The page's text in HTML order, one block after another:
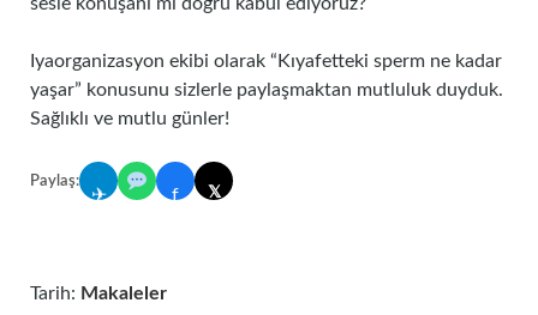
Iyaorganizasyon ekibi olarak “Kıyafetteki sperm ne kadar
yaşar” konusunu sizlerle paylaşmaktan mutluluk duyduk.
Sağlıklı ve mutlu günler!
Paylaş:
✈ f 𝕏
Tarih: Makaleler